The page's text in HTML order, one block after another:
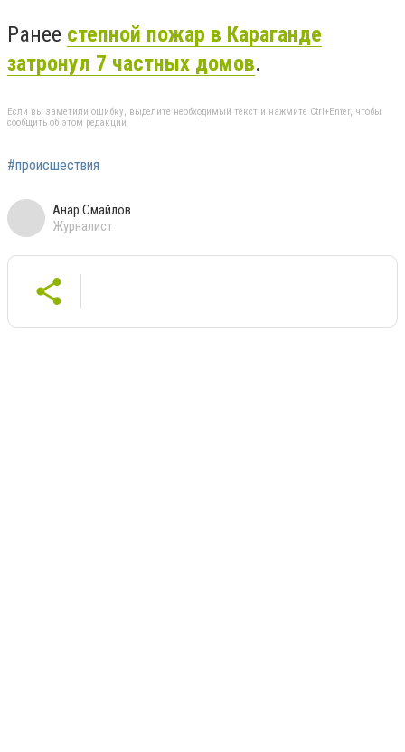
Ранее степной пожар в Караганде
затронул 7 частных домов.
Если вы заметили ошибку, выделите необходимый текст и нажмите Ctrl+Enter, чтобы
сообщить об этом редакции
#происшествия
Анар Смайлов
Журналист